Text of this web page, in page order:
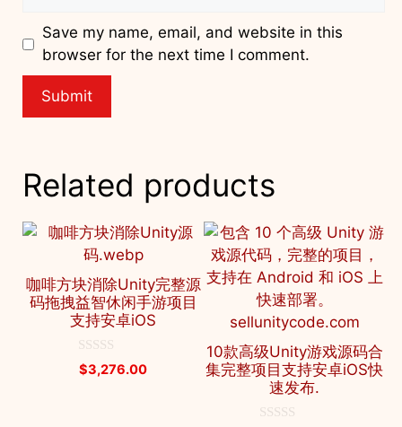
Save my name, email, and website in this
browser for the next time I comment.
Related products
咖啡方块消除Unity完整源
码拖拽益智休闲手游项目
支持安卓iOS
0
o
$3,276.00
10款高级Unity游戏源码合
集完整项目支持安卓iOS快
速发布.